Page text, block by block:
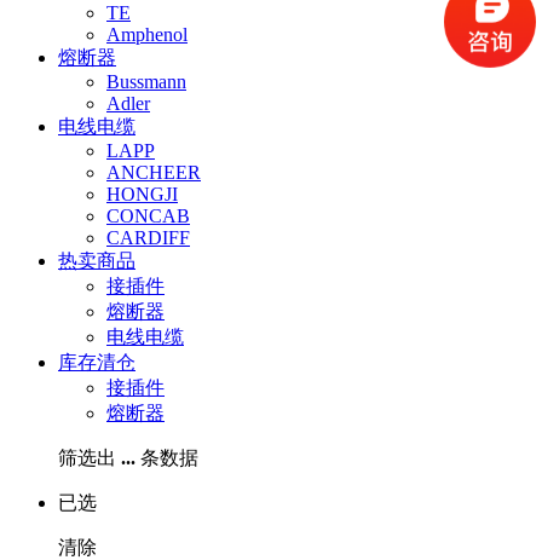
TE
Amphenol
熔断器
Bussmann
Adler
电线电缆
LAPP
ANCHEER
HONGJI
CONCAB
CARDIFF
热卖商品
接插件
熔断器
电线电缆
库存清仓
接插件
熔断器
筛选出 ... 条数据
已选
清除